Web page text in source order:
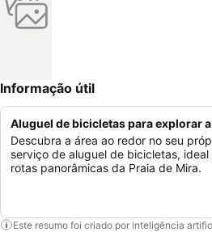
Informação útil
Aluguel de bicicletas para explorar
Descubra a área ao redor no seu
serviço de aluguel de bicicletas,
rotas panorâmicas da Praia de Mira.
Este resumo foi criado por inteligência